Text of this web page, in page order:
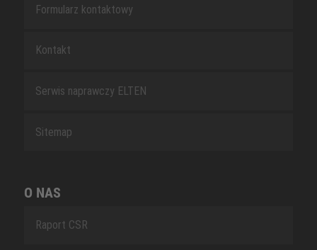
Formularz kontaktowy
Kontakt
Serwis naprawczy ELTEN
Sitemap
O NAS
Raport CSR